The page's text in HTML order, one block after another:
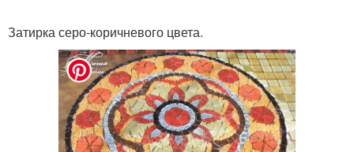
Затирка серо-коричневого цвета.